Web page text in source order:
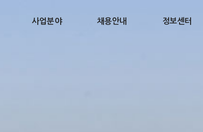
사업분야 채용안내 정보센터